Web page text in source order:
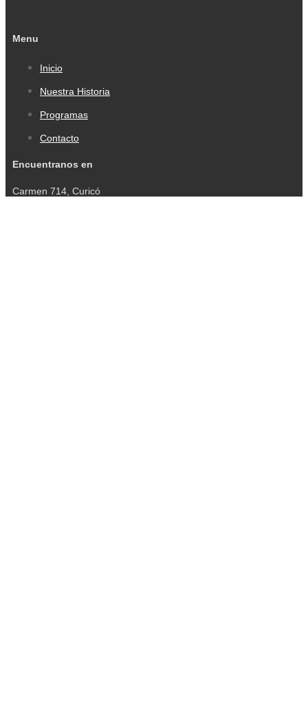
Menu
Inicio
Nuestra Historia
Programas
Contacto
Encuentranos en
Carmen 714, Curicó